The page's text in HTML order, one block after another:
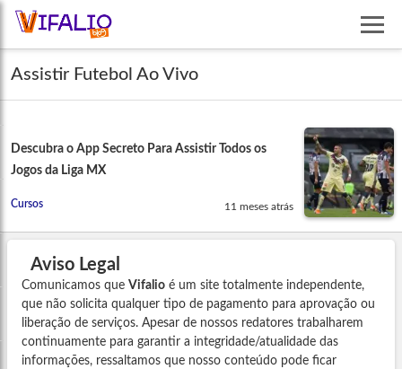
Assistir Futebol Ao Vivo
Descubra o App Secreto Para Assistir Todos os
Jogos da Liga MX
Cursos 11 meses atrás
Aviso Legal
Comunicamos que Vifalio é um site totalmente independente,
que não solicita qualquer tipo de pagamento para aprovação ou
liberação de serviços. Apesar de nossos redatores trabalharem
continuamente para garantir a integridade/atualidade das
informações, ressaltamos que nosso conteúdo pode ficar